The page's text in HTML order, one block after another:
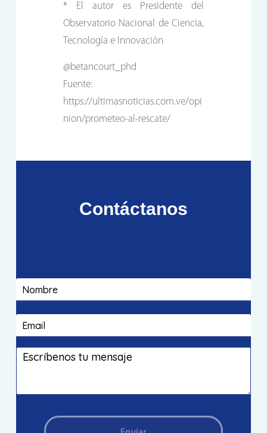
* El autor es Presidente del
Observatorio Nacional de Ciencia,
Tecnología e Innovación
@betancourt_phd
Fuente:
https://ultimasnoticias.com.ve/opi
nion/prometeo-al-rescate/
Contáctanos